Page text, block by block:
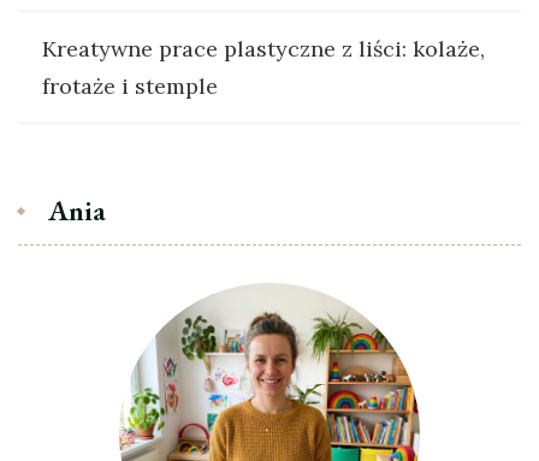
Kreatywne prace plastyczne z liści: kolaże,
frotaże i stemple
Ania